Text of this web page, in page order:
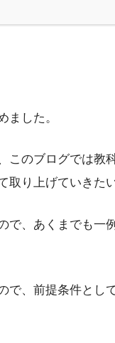
ました。
このブログでは教
り上げていきた
で、あくまでも一
で、前提条件とし